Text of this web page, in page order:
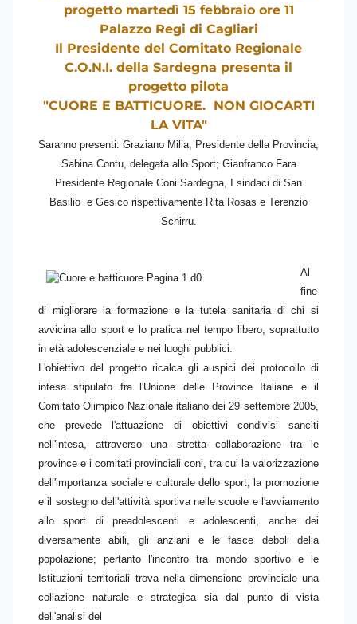
progetto martedì 15 febbraio ore 11
Palazzo Regi di Cagliari
Il Presidente del Comitato Regionale
C.O.N.I. della Sardegna presenta il
progetto pilota
"CUORE E BATTICUORE. NON GIOCARTI
LA VITA"
Saranno presenti: Graziano Milia, Presidente della Provincia,
Sabina Contu, delegata allo Sport; Gianfranco Fara
Presidente Regionale Coni Sardegna, I sindaci di San
Basilio e Gesico rispettivamente Rita Rosas e Terenzio
Schirru.
Al
fine
di migliorare la formazione e la tutela sanitaria di chi si
avvicina allo sport e lo pratica nel tempo libero, soprattutto
in età adolescenziale e nei luoghi pubblici.
L'obiettivo del progetto ricalca gli auspici dei protocollo di
intesa stipulato fra l'Unione delle Province Italiane e il
Comitato Olimpico Nazionale italiano dei 29 settembre 2005,
che prevede l'attuazione di obiettivi condivisi sanciti
nell'intesa, attraverso una stretta collaborazione tra le
province e i comitati provinciali coni, tra cui la valorizzazione
dell'importanza sociale e culturale dello sport, la promozione
e il sostegno dell'attività sportiva nelle scuole e l'avviamento
allo sport di preadolescenti e adolescenti, anche dei
diversamente abili, gli anziani e le fasce deboli della
popolazione; pertanto l'incontro tra mondo sportivo e le
Istituzioni territoriali trova nella dimensione provinciale una
collazione naturale e strategica sia dal punto di vista
dell'analisi del